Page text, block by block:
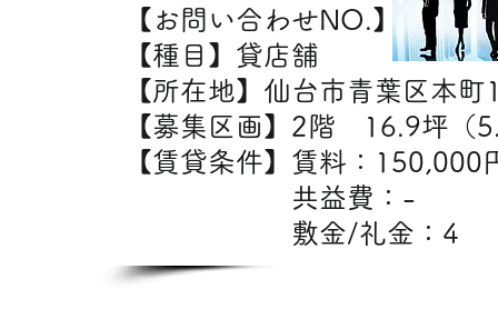
【お問い合わせNO.】H7376
【種目】貸店舗
【所在地】仙台市青葉区本町
【募集区画】2階 16.9坪（
【賃貸条件】賃料：
共益費
敷金/礼金：4